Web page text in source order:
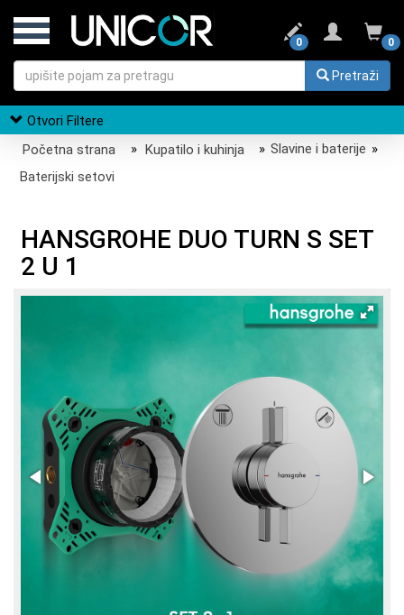
0
0
Pretraži
Otvori Filtere
Početna strana
» Kupatilo i kuhinja » Slavine i baterije »
Baterijski setovi
HANSGROHE DUO TURN S SET
2 U 1